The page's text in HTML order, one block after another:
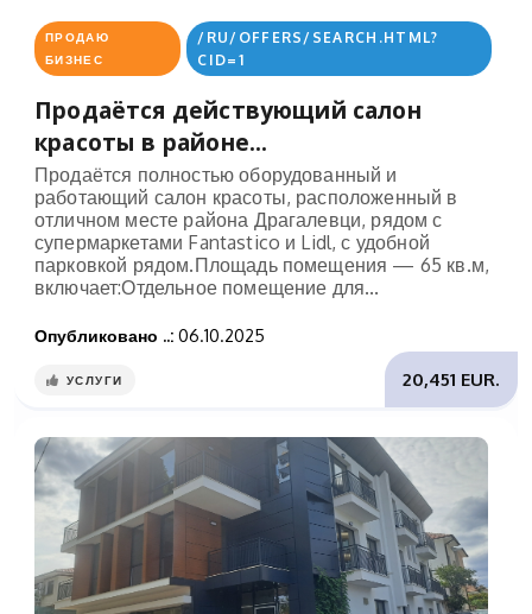
ПРОДАЮ
БИЗНЕС
/RU/OFFERS/SEARCH.HTML?
CID=1
Продаётся действующий салон
красоты в районе...
Продаётся полностью оборудованный и
работающий салон красоты, расположенный в
отличном месте района Драгалевци, рядом с
супермаркетами Fantastico и Lidl, с удобной
парковкой рядом.Площадь помещения — 65 кв.м,
включает:Отдельное помещение для...
Опубликовано ..: 06.10.2025
20,451 EUR.
УСЛУГИ